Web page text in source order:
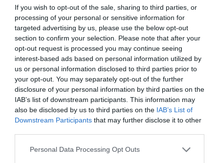
If you wish to opt-out of the sale, sharing to third parties, or
processing of your personal or sensitive information for
targeted advertising by us, please use the below opt-out
section to confirm your selection. Please note that after your
opt-out request is processed you may continue seeing
interest-based ads based on personal information utilized by
us or personal information disclosed to third parties prior to
your opt-out. You may separately opt-out of the further
disclosure of your personal information by third parties on the
IAB’s list of downstream participants. This information may
also be disclosed by us to third parties on the IAB’s List of
Downstream Participants that may further disclose it to other
Personal Data Processing Opt Outs
oportunidad única y diferencial para continuar
con el crecimiento sano y la historia de éxito,
especialmente en el segmento de las pymes y las
empresas, nuestra joya de la corona”.
Durante la Convención de la Dirección Territorial
de Catalunya, celebrada en Barcelona, el director
territorial,Xavier Comerma, ha puesto en valor a
los profesionales que forman parte de la entidad
porque asegura “nuestro equipo es nuestro
motor, un equipo centrado y comprometido que